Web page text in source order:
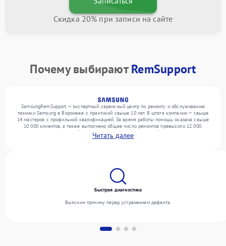
Скидка 20% при записи на сайте
Почему выбираютRemSupport
SamsungRemSupport — экспертный сервисный центр по ремонту и обслуживанию
техники Samsung в Воронеже с практикой свыше 10 лет. В штате компании — свыше
14 мастеров с профильной квалификацией. За время работы помощь оказана свыше
10 000 клиентов, а также выполнено общее число ремонтов превысило 12 000.
Ежемесячно в сервисный центр поступает более 300 устройств, включая , , . Мы
выполняем ремонт различного уровня сложности и предлагаем стабильный уровень
Читать далее
Быстрая диагностика
Выясним причину перед устранением дефекта.